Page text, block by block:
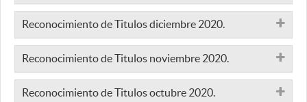
Reconocimiento de Titulos diciembre 2020.
Reconocimiento de Titulos noviembre 2020.
Reconocimiento de Titulos octubre 2020.